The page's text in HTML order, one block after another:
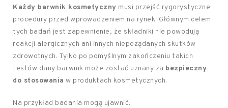
Każdy barwnik kosmetyczny musi przejść rygorystyczne
procedury przed wprowadzeniem na rynek. Głównym celem
tych badań jest zapewnienie, że składniki nie powodują
reakcji alergicznych ani innych niepożądanych skutków
zdrowotnych. Tylko po pomyślnym zakończeniu takich
testów dany barwnik może zostać uznany za bezpieczny
do stosowania w produktach kosmetycznych.
Na przykład badania mogą ujawnić: